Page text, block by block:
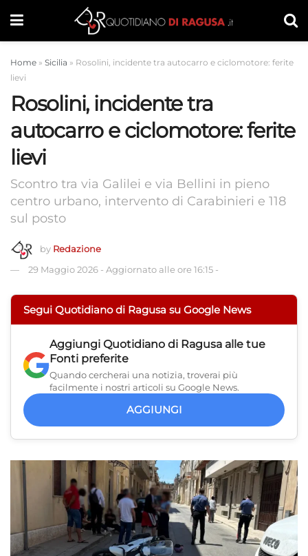
Home » Sicilia » Rosolini, incidente tra autocarro e ciclomotore: ferite
lievi
Rosolini, incidente tra
autocarro e ciclomotore: ferite
lievi
Scontro tra via Galilei e via Bellini in pieno
centro urbano, intervento di Carabinieri e 118
sul posto
by Redazione
29 Maggio 2026 - Aggiornato alle ore 16:15 -
Segui Quotidiano di Ragusa su Google News
Aggiungi Quotidiano di Ragusa alle tue
Fonti preferite
Quando cercherai una notizia, troverai più
facilmente i nostri articoli su Google News.
AGGIUNGI